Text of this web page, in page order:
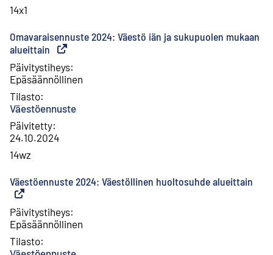
14x1
Omavaraisennuste 2024: Väestö iän ja sukupuolen mukaan
alueittain Ulkoinen linkki
Päivitystiheys:
Epäsäännöllinen
Tilasto:
Väestöennuste
Päivitetty:
24.10.2024
14wz
Väestöennuste 2024: Väestöllinen huoltosuhde alueittain
Päivitystiheys:
Epäsäännöllinen
Tilasto: